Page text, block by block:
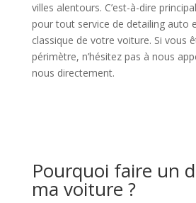
villes alentours. C’est-à-dire
pour tout service de detailing auto
classique de votre voiture. Si vous
périmètre, n’hésitez pas à nous
nous directement.
Pourquoi faire un
ma voiture ?